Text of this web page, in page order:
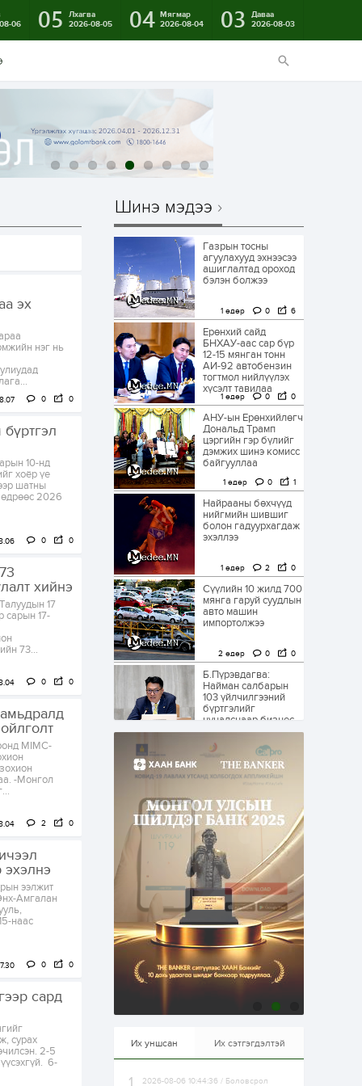
06
05
Лхагва
2026-08-05
04 Мягмар
2026-08-04
03
Даваа
2026-08-03
эх
нэг нь
0 0
10-нд
хоёр үе
шатны
2026
0 0
хийнэ
17
сарын 17-
73...
0 0
MIMC-
-Монгол
2 0
эхэлнэ
ээлжит
Амгалан
наас
0 0
сард
сурах
2-5
6-
Шинэ мэдээ
Газрын тосны
агуулахууд эхнээсээ
ашиглалтад ороход
бэлэн болжээ
1 өдөр 0 6
Ерөнхий сайд
БНХАУ-аас сар бүр
12-15 мянган тонн
АИ-92 автобензин
тогтмол нийлүүлэх
хүсэлт тавилаа
1 өдөр 0 0
АНУ-ын Ерөнхийлөгч
Дональд Трамп
цэргийн гэр бүлийг
дэмжих шинэ комисс
байгууллаа
1 өдөр 0 1
Найрааны бөхчүүд
нийгмийн шившиг
болон гадуурхагдаж
эхэллээ
1 өдөр 2 0
Сүүлийн 10 жилд 700
мянга гаруй суудлын
авто машин
импортолжээ
2 өдөр 0 0
Б.Пүрэвдагва:
Найман салбарын
103 үйлчилгээний
бүртгэлийг
цуцалснаар бизнес
эрхлэхэд таатай...
Долдугаар сард
709.503 зөрчил
бүртгэгджээ
2 өдөр 0 0
Цалинтай ээжийн 50
мянган төгрөгийн
тэтгэмжийг 500
мянгад хүргэх
өргөдөлд санал авч
эхэлжээ
2 өдөр 2 0
Б.Түмэн-Өлзий: Олон
улсад хуримтлуулсан
мэдлэг, туршлагаа эх
орныхоо хөгжилд
зориулна
Алтны үнэ дөрвөн
өсөж байна
2 өдөр
Их уншсан Их сэтгэгдэлтэй
2026-08-06 10:44:36 / Боловсрол